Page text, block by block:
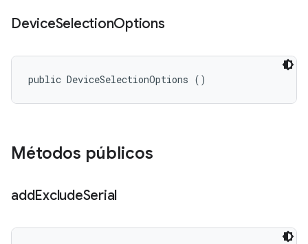
DeviceSelectionOptions
public DeviceSelectionOptions ()
Métodos públicos
addExcludeSerial